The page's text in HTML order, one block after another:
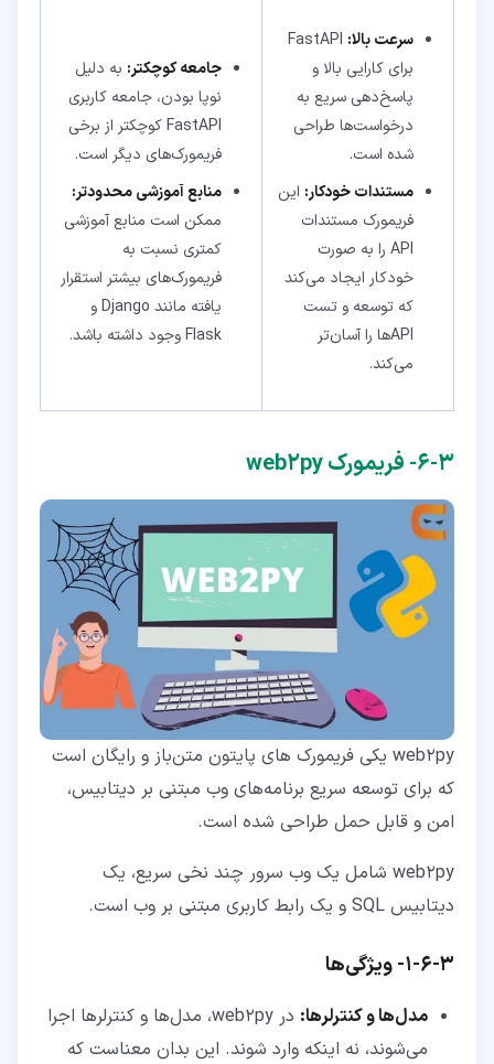
سرعت بالا: FastAPI
برای کارایی بالا و
پاسخ‌دهی سریع به
درخواست‌ها طراحی
شده است.
مستندات خودکار: این
فریمورک مستندات
API را به صورت
خودکار ایجاد می‌کند
که توسعه و تست
API‌ها را آسان‌تر
می‌کند.
جامعه کوچکتر: به دلیل
نوپا بودن، جامعه کاربری
FastAPI کوچکتر از برخی
فریمورک‌های دیگر است.
منابع آموزشی محدودتر:
ممکن است منابع آموزشی
کمتری نسبت به
فریمورک‌های بیشتر استقرار
یافته مانند Django و
Flask وجود داشته باشد.
۳‏-‏۶‏- فریمورک web2py
web2py یکی فریمورک های پایتون متن‌باز و رایگان است
که برای توسعه سریع برنامه‌های وب مبتنی بر دیتابیس،
امن و قابل حمل طراحی شده است.
web2py شامل یک وب سرور چند نخی سریع، یک
دیتابیس SQL و یک رابط کاربری مبتنی بر وب است.
۳‏-‏۶‏-‏۱‏- ویژگی‌ها
مدل‌ها و کنترلرها:
در web2py، مدل‌ها و کنترلرها اجرا
می‌شوند، نه اینکه وارد شوند. این بدان معناست که